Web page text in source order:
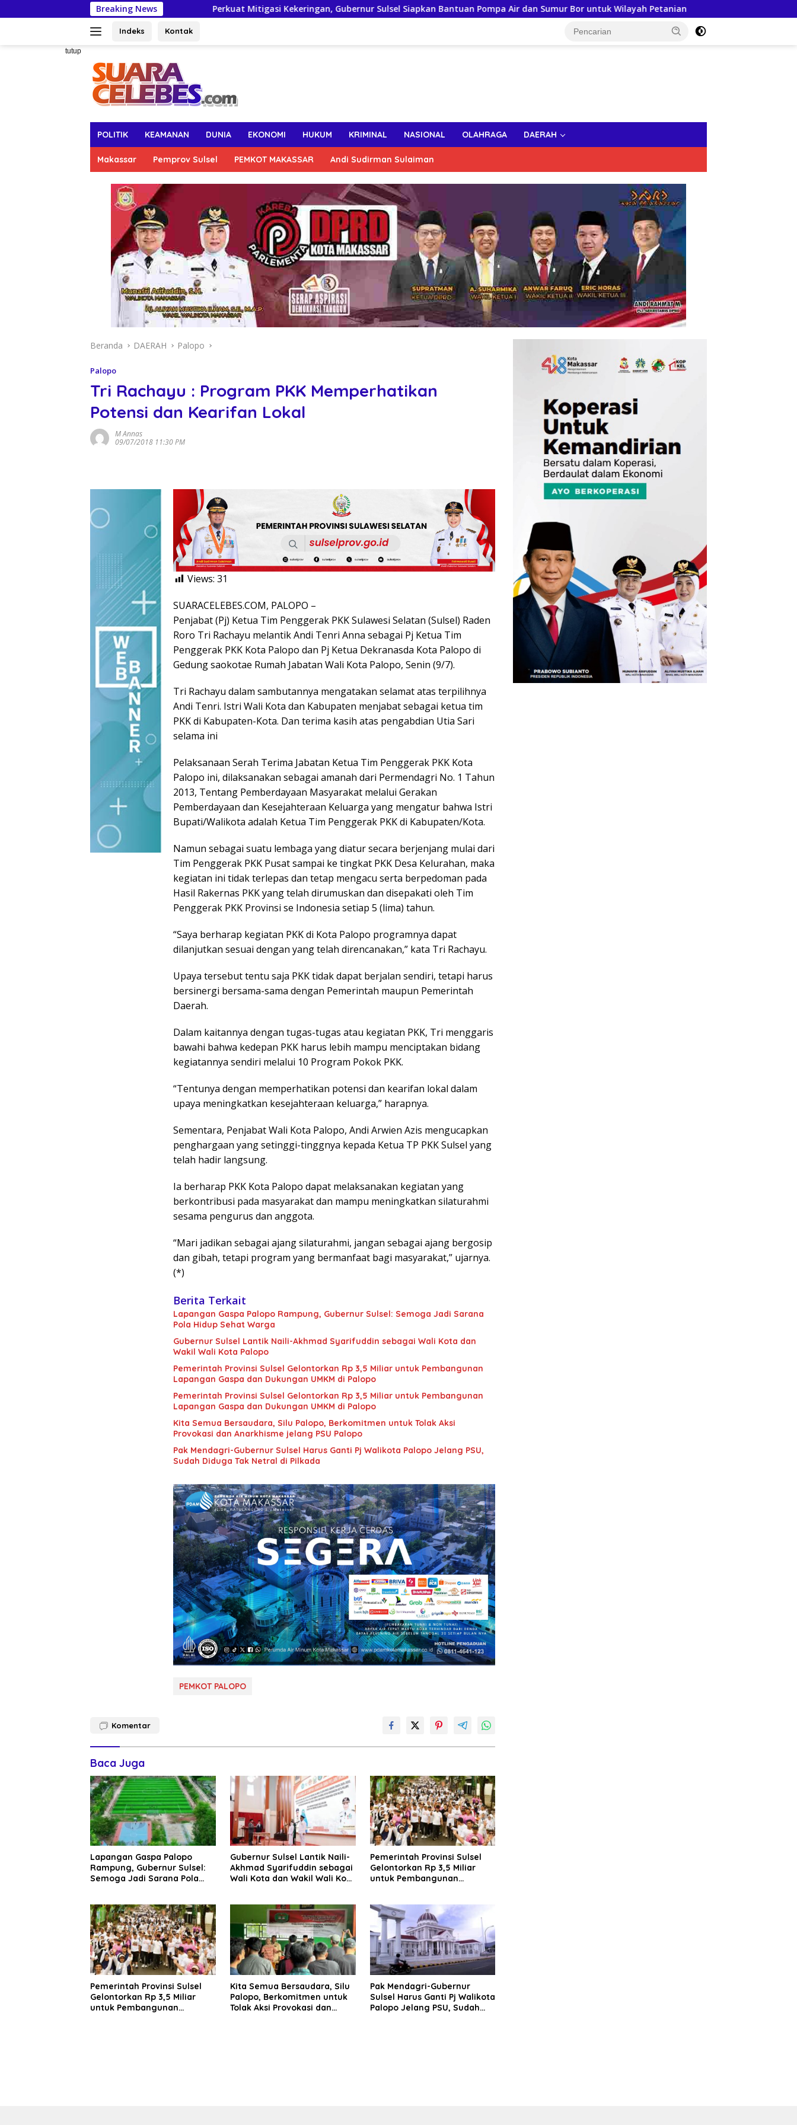
ke
Breaking News
Perkuat Mitigasi Kekeringan, Gubernur Sulsel Siapkan Bantuan Pompa Air dan Sumur Bor untuk Wilayah Petanian Persiapan Memasuki Dunia
Indeks Kontak
tutup
POLITIK KEAMANAN DUNIA EKONOMI HUKUM KRIMINAL NASIONAL OLAHRAGA DAERAH
Makassar Pemprov Sulsel PEMKOT MAKASSAR Andi Sudirman Sulaiman
Beranda DAERAH Palopo
Palopo
Tri Rachayu : Program PKK Memperhatikan
Potensi dan Kearifan Lokal
M Annas
09/07/2018 11:30 PM
Views: 31
SUARACELEBES.COM, PALOPO –
Penjabat (Pj) Ketua Tim Penggerak PKK Sulawesi Selatan (Sulsel) Raden
Roro Tri Rachayu melantik Andi Tenri Anna sebagai Pj Ketua Tim
Penggerak PKK Kota Palopo dan Pj Ketua Dekranasda Kota Palopo di
Gedung saokotae Rumah Jabatan Wali Kota Palopo, Senin (9/7).
Tri Rachayu dalam sambutannya mengatakan selamat atas terpilihnya
Andi Tenri. Istri Wali Kota dan Kabupaten menjabat sebagai ketua tim
PKK di Kabupaten-Kota. Dan terima kasih atas pengabdian Utia Sari
selama ini
Pelaksanaan Serah Terima Jabatan Ketua Tim Penggerak PKK Kota
Palopo ini, dilaksanakan sebagai amanah dari Permendagri No. 1 Tahun
2013, Tentang Pemberdayaan Masyarakat melalui Gerakan
Pemberdayaan dan Kesejahteraan Keluarga yang mengatur bahwa Istri
Bupati/Walikota adalah Ketua Tim Penggerak PKK di Kabupaten/Kota.
Namun sebagai suatu lembaga yang diatur secara berjenjang mulai dari
Tim Penggerak PKK Pusat sampai ke tingkat PKK Desa Kelurahan, maka
kegiatan ini tidak terlepas dan tetap mengacu serta berpedoman pada
Hasil Rakernas PKK yang telah dirumuskan dan disepakati oleh Tim
Penggerak PKK Provinsi se Indonesia setiap 5 (lima) tahun.
“Saya berharap kegiatan PKK di Kota Palopo programnya dapat
dilanjutkan sesuai dengan yang telah direncanakan,” kata Tri Rachayu.
Upaya tersebut tentu saja PKK tidak dapat berjalan sendiri, tetapi harus
bersinergi bersama-sama dengan Pemerintah maupun Pemerintah
Daerah.
Dalam kaitannya dengan tugas-tugas atau kegiatan PKK, Tri menggaris
bawahi bahwa kedepan PKK harus lebih mampu menciptakan bidang
kegiatannya sendiri melalui 10 Program Pokok PKK.
“Tentunya dengan memperhatikan potensi dan kearifan lokal dalam
upaya meningkatkan kesejahteraan keluarga,” harapnya.
Sementara, Penjabat Wali Kota Palopo, Andi Arwien Azis mengucapkan
penghargaan yang setinggi-tinggnya kepada Ketua TP PKK Sulsel yang
telah hadir langsung.
Ia berharap PKK Kota Palopo dapat melaksanakan kegiatan yang
berkontribusi pada masyarakat dan mampu meningkatkan silaturahmi
sesama pengurus dan anggota.
“Mari jadikan sebagai ajang silaturahmi, jangan sebagai ajang bergosip
dan gibah, tetapi program yang bermanfaat bagi masyarakat,” ujarnya.
(*)
Berita Terkait
Lapangan Gaspa Palopo Rampung, Gubernur Sulsel: Semoga Jadi Sarana
Pola Hidup Sehat Warga
Gubernur Sulsel Lantik Naili-Akhmad Syarifuddin sebagai Wali Kota dan
Wakil Wali Kota Palopo
Pemerintah Provinsi Sulsel Gelontorkan Rp 3,5 Miliar untuk Pembangunan
Lapangan Gaspa dan Dukungan UMKM di Palopo
Pemerintah Provinsi Sulsel Gelontorkan Rp 3,5 Miliar untuk Pembangunan
Lapangan Gaspa dan Dukungan UMKM di Palopo
Kita Semua Bersaudara, Silu Palopo, Berkomitmen untuk Tolak Aksi
Provokasi dan Anarkhisme jelang PSU Palopo
Pak Mendagri-Gubernur Sulsel Harus Ganti Pj Walikota Palopo Jelang PSU,
Sudah Diduga Tak Netral di Pilkada
PEMKOT PALOPO
Komentar
Baca Juga
Lapangan Gaspa Palopo
Rampung, Gubernur Sulsel:
Semoga Jadi Sarana Pola
Gubernur Sulsel Lantik Naili-
Akhmad Syarifuddin sebagai
Wali Kota dan Wakil Wali Kota
Pemerintah Provinsi Sulsel
Gelontorkan Rp 3,5 Miliar
untuk Pembangunan
Pemerintah Provinsi Sulsel
Gelontorkan Rp 3,5 Miliar
untuk Pembangunan
Kita Semua Bersaudara, Silu
Palopo, Berkomitmen untuk
Tolak Aksi Provokasi dan
Pak Mendagri-Gubernur
Sulsel Harus Ganti Pj Walikota
Palopo Jelang PSU, Sudah